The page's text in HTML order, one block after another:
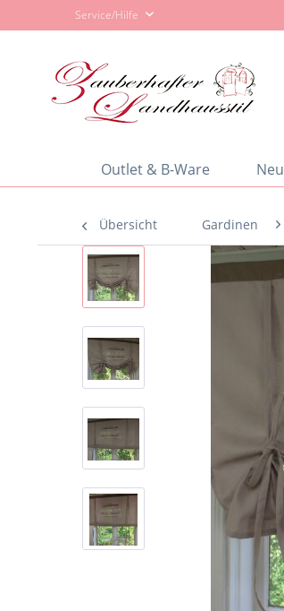
Service/Hilfe
Outlet & B-Ware Neu
Übersicht Gardinen